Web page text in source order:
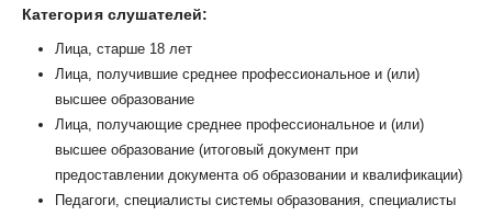
Категория слушателей:
Лица, старше 18 лет
Лица, получившие среднее профессиональное и (или)
высшее образование
Лица, получающие среднее профессиональное и (или)
высшее образование (итоговый документ при
предоставлении документа об образовании и квалификации)
Педагоги, специалисты системы образования, специалисты